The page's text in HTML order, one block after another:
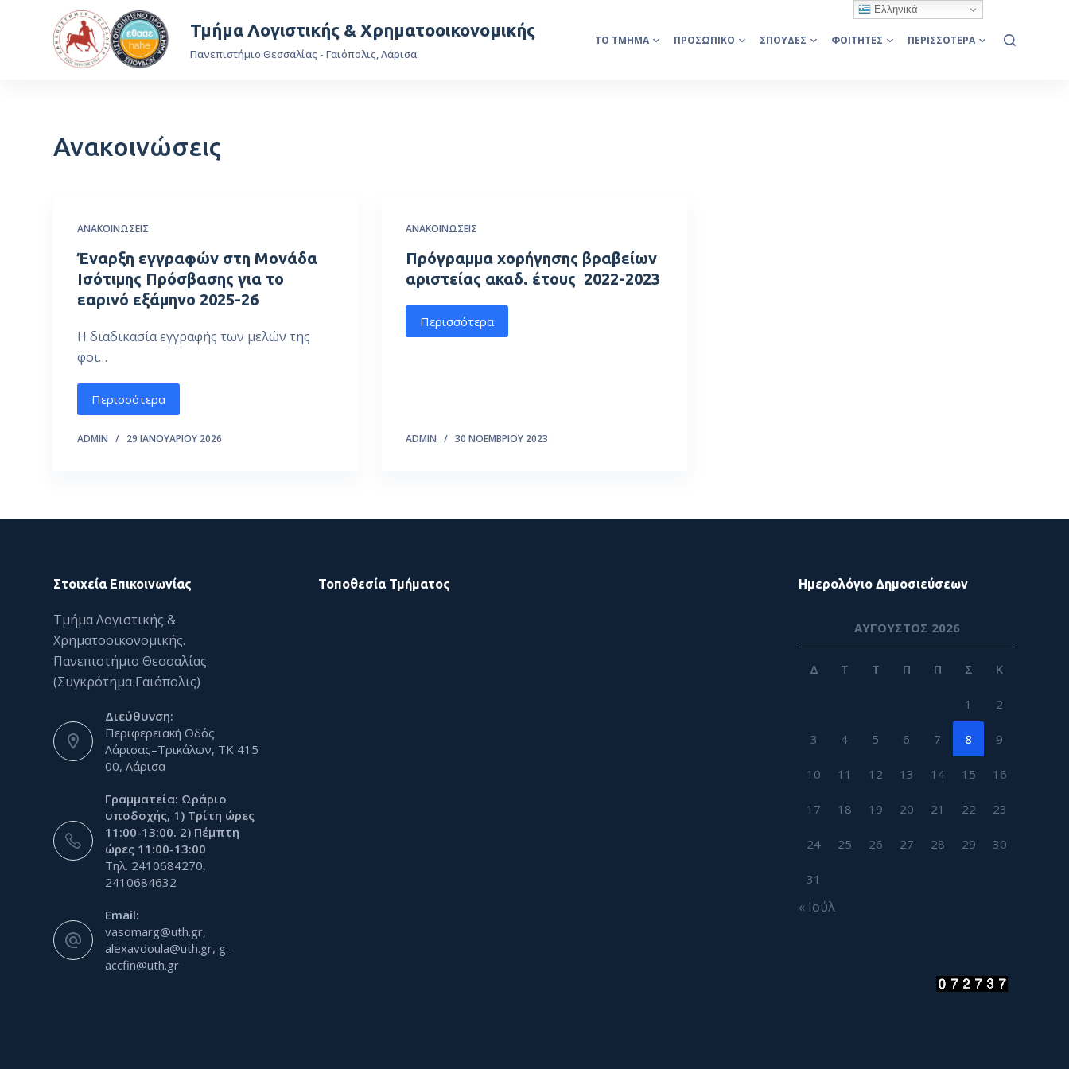
Τμήμα Λογιστικής & Χρηματοοικονομικής
Πανεπιστήμιο Θεσσαλίας - Γαιόπολις, Λάρισα
ΤΟ ΤΜΉΜΑ ΠΡΟΣΩΠΙΚΌ ΣΠΟΥΔΈΣ ΦΟΙΤΗΤΈΣ ΠΕΡΙΣΣΌΤΕΡΑ
Ανακοινώσεις
ΑΝΑΚΟΙΝΏΣΕΙΣ
Έναρξη εγγραφών στη Μονάδα
Ισότιμης Πρόσβασης για το
εαρινό εξάμηνο 2025-26
Η διαδικασία εγγραφής των μελών της
φοι…
Περισσότερα
ADMIN 29 ΙΑΝΟΥΑΡΊΟΥ 2026
ΑΝΑΚΟΙΝΏΣΕΙΣ
Πρόγραμμα χορήγησης βραβείων
αριστείας ακαδ. έτους 2022-2023
Περισσότερα
ADMIN 30 ΝΟΕΜΒΡΊΟΥ 2023
Στοιχεία Επικοινωνίας
Τμήμα Λογιστικής &
Χρηματοοικονομικής.
Πανεπιστήμιο Θεσσαλίας
(Συγκρότημα Γαιόπολις)
Διεύθυνση:
Περιφερειακή Οδός
Λάρισας–Τρικάλων, ΤΚ 415
00, Λάρισα
Γραμματεία: Ωράριο
υποδοχής, 1) Τρίτη ώρες
11:00-13:00. 2) Πέμπτη
ώρες 11:00-13:00
Τηλ. 2410684270,
2410684632
Email:
vasomarg@uth.gr,
alexavdoula@uth.gr, g-
accfin@uth.gr
Τοποθεσία Τμήματος Ημερολόγιο Δημοσιεύσεων
ΑΎΓΟΥΣΤΟΣ 2026
Δ Τ Τ Π Π Σ Κ
1 2
3 4 5 6 7 8 9
10 11 12 13 14 15 16
17 18 19 20 21 22 23
24 25 26 27 28 29 30
31
« Ιούλ
Ελληνικά